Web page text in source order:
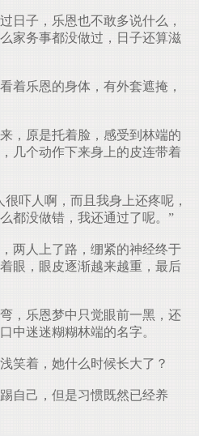
日子，乐恩也不敢多说什么，
家务事都没做过，日子还算滋
着乐恩的身体，有外套遮掩，
，原是托着脸，感受到林端的
几个动作下来身上的皮连带着
吓人啊，而且我身上还疼呢，
都没做错，我还通过了呢。”
两人上了路，绷紧的神经终于
眼，眼皮逐渐越来越重，最后
，乐恩梦中只觉眼前一黑，还
中迷迷糊糊林端的名字。
笑着，她什么时候长大了？
自己，但是习惯既然已经养